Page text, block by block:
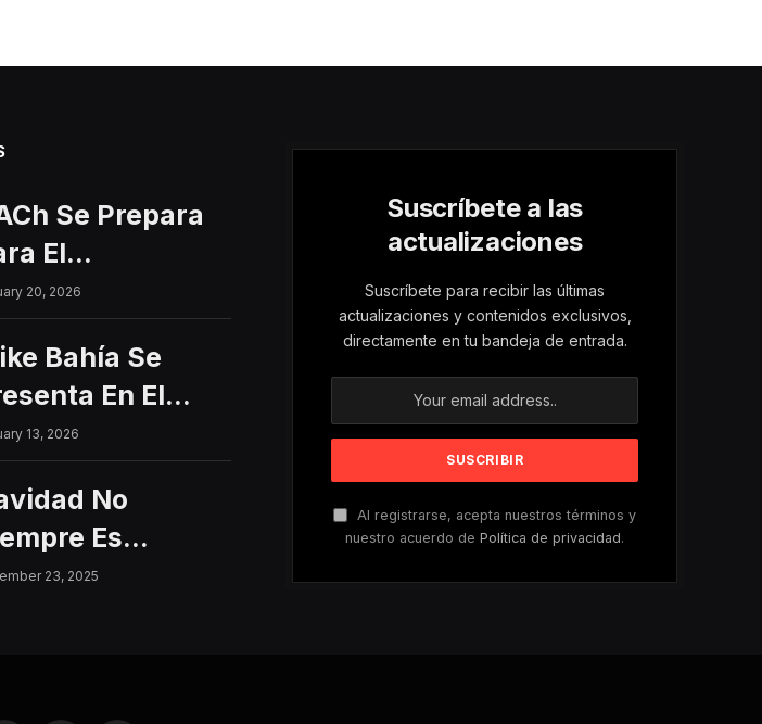
Se Prepara
El
20, 2026
Bahía Se
En El
Histórico
Un Concierto
13, 2026
No
Es
De Paz:
23, 2025
Suscríbete a las
actualizaciones
Suscríbete para recibir las últimas
actualizaciones y contenidos exclusivos,
directamente en tu bandeja de entrada.
Al registrarse, acepta nuestros términos y
nuestro acuerdo dePolítica de privacidad.